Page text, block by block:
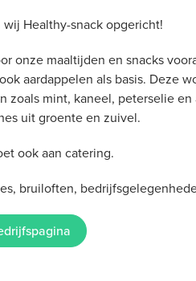
Healthy-snack opgericht!
onze maaltijden en snacks
aardappelen als basis. Deze
zoals mint, kaneel, peterselie
uit groente en zuivel.
ook aan catering.
bruiloften,